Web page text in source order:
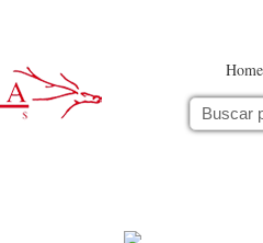
Home